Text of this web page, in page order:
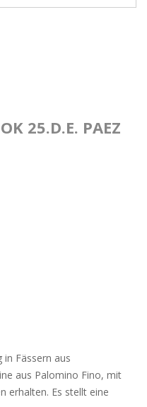
25.D.E. PAEZ
in Fässern aus
aus Palomino Fino, mit
erhalten. Es stellt eine